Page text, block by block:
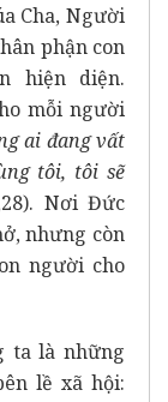
Cha, Người
phận con
hiện diện.
mỗi người
ai đang vất
tôi, tôi sẽ
Nơi Đức
nhưng còn
người cho
ta là những
lề xã hội: